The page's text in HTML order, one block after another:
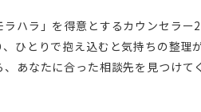
ラハラ」を得意とするカウンセラ
、ひとりで抱え込むと気持ちの整
、あなたに合った相談先を見つけ